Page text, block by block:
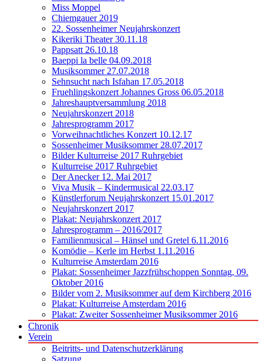
Miss Moppel
Chiemgauer 2019
22. Sossenheimer Neujahrskonzert
Kikeriki Theater 30.11.18
Pappsatt 26.10.18
Baeppi la belle 04.09.2018
Musiksommer 27.07.2018
Sehnsucht nach Isfahan 17.05.2018
Fruehlingskonzert Johannes Gross 06.05.2018
Jahreshauptversammlung 2018
Neujahrskonzert 2018
Jahresprogramm 2017
Vorweihnachtliches Konzert 10.12.17
Sossenheimer Musiksommer 28.07.2017
Bilder Kulturreise 2017 Ruhrgebiet
Kulturreise 2017 Ruhrgebiet
Der Anecker 12. Mai 2017
Viva Musik – Kindermusical 22.03.17
Künstlerforum Neujahrskonzert 15.01.2017
Neujahrskonzert 2017
Plakat: Neujahrskonzert 2017
Jahresprogramm – 2016/2017
Familienmusical – Hänsel und Gretel 6.11.2016
Komödie – Kerle im Herbst 1.11.2016
Kulturreise Amsterdam 2016
Plakat: Sossenheimer Jazzfrühschoppen Sonntag, 09.
Oktober 2016
Bilder vom 2. Musiksommer auf dem Kirchberg 2016
Plakat: Kulturreise Amsterdam 2016
Plakat: Zweiter Sossenheimer Musiksommer 2016
Chronik
Verein
Beitritts- und Datenschutzerklärung
Satzung